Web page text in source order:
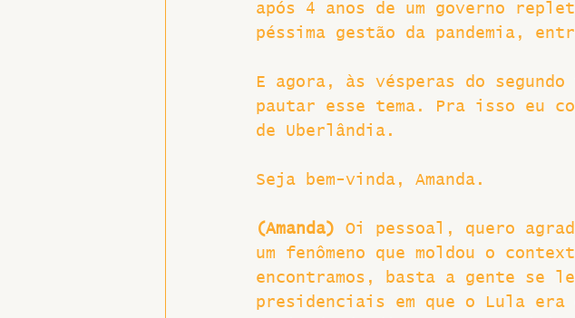
após 4 anos de um governo
péssima gestão da pandemia,
E agora, às vésperas do
pautar esse tema. Pra isso eu
de Uberlândia.
Seja bem-vinda, Amanda.
(Amanda) Oi pessoal, quero
um fenômeno que moldou o
encontramos, basta a gente se
presidenciais em que o Lula